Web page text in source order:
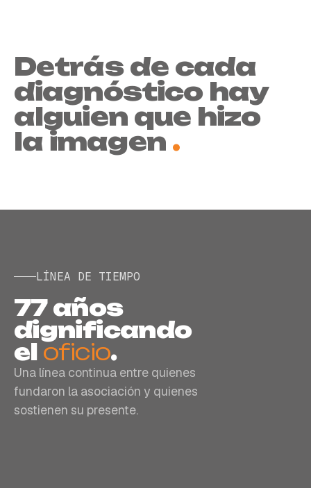
Detrás de cada
diagnóstico hay
alguien que hizo
la imagen .
LÍNEA DE TIEMPO
77 años
dignificando
el oficio.
Una línea continua entre quienes
fundaron la asociación y quienes
sostienen su presente.